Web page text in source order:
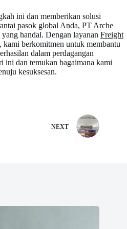
ini dan memberikan solusi
pasok global Anda, PT Arche
handal. Dengan layanan Freight
kami berkomitmen untuk membantu
dalam perdagangan
ini dan temukan bagaimana kami
kesuksesan.
NEXT